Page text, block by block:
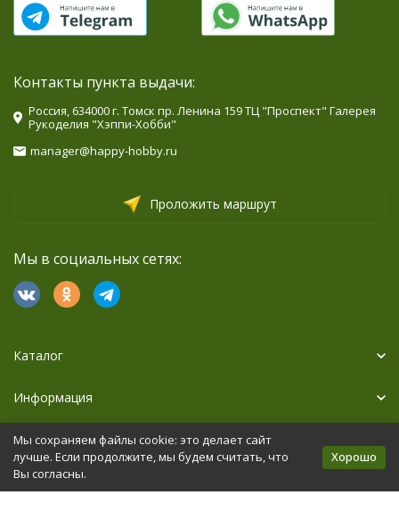
Контакты пункта выдачи:
Россия, 634000 г. Томск пр. Ленина 159 ТЦ "Проспект" Галерея
Рукоделия "Хэппи-Хобби"
manager@happy-hobby.ru
Проложить маршрут
Мы в социальных сетях:
Каталог
Информация
Дополнительно
Политика персональных данных Карта сайта
Мы сохраняем файлы cookie: это делает сайт
лучше. Если продолжите, мы будем считать, что
Вы согласны.
Хорошо